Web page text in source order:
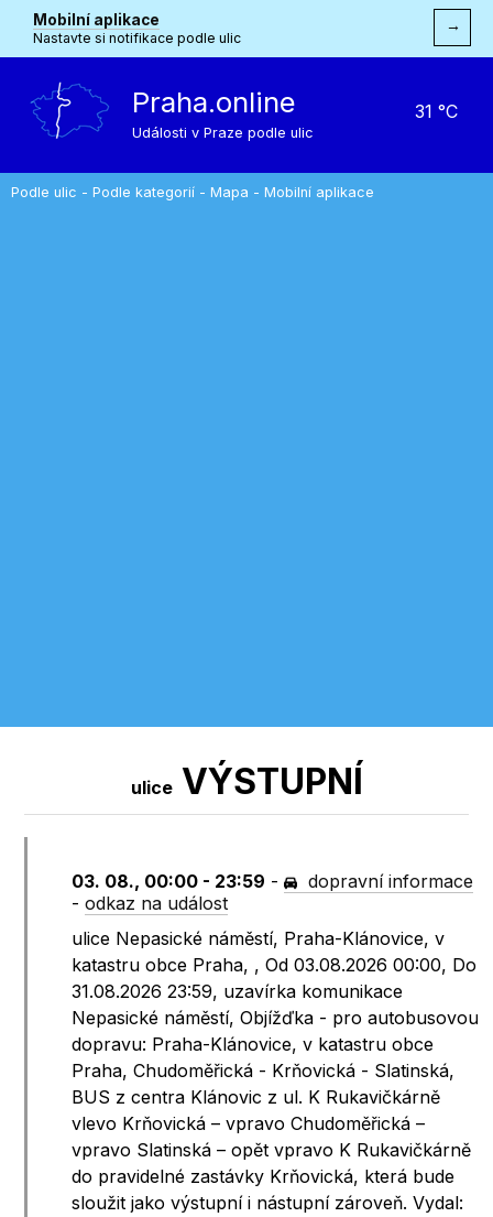
Mobilní aplikace
Nastavte si notifikace podle ulic
→
Praha.online
Události v Praze podle ulic
31 °C
Podle ulic - Podle kategorií - Mapa - Mobilní aplikace
uliceVÝSTUPNÍ
03. 08., 00:00 - 23:59 -
dopravní informace
-odkaz na událost
ulice Nepasické náměstí, Praha-Klánovice, v
katastru obce Praha, , Od 03.08.2026 00:00, Do
31.08.2026 23:59, uzavírka komunikace
Nepasické náměstí, Objížďka - pro autobusovou
dopravu: Praha-Klánovice, v katastru obce
Praha, Chudoměřická - Krňovická - Slatinská,
BUS z centra Klánovic z ul. K Rukavičkárně
vlevo Krňovická – vpravo Chudoměřická –
vpravo Slatinská – opět vpravo K Rukavičkárně
do pravidelné zastávky Krňovická, která bude
sloužit jako výstupní i nástupní zároveň. Vydal: